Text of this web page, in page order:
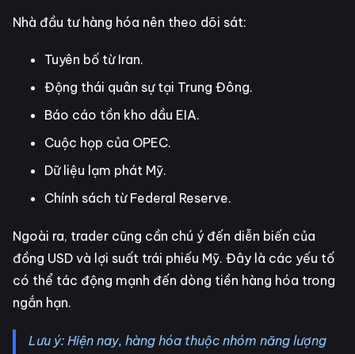
Nhà đầu tư hàng hóa nên theo dõi sát:
Tuyên bố từ Iran.
Động thái quân sự tại Trung Đông.
Báo cáo tồn kho dầu EIA.
Cuộc họp của OPEC.
Dữ liệu lạm phát Mỹ.
Chính sách từ Federal Reserve.
Ngoài ra, trader cũng cần chú ý đến diễn biến của
đồng USD và lợi suất trái phiếu Mỹ. Đây là các yếu tố
có thể tác động mạnh đến dòng tiền hàng hóa trong
ngắn hạn.
Lưu ý: Hiện nay, hàng hóa thuộc nhóm năng lượng